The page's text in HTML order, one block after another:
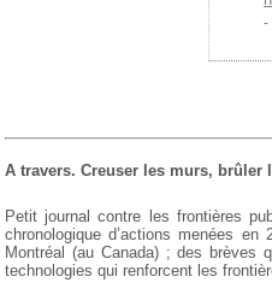
A travers. Creuser les murs, brûler
Petit journal contre les frontières
chronologique d’actions menées
Montréal (au Canada) ; des
technologies qui renforcent les